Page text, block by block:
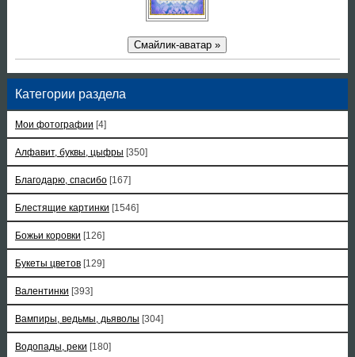
Смайлик-аватар »
Категории раздела
Мои фотографии [4]
Алфавит, буквы, цыфры [350]
Благодарю, спасибо [167]
Блестящие картинки [1546]
Божьи коровки [126]
Букеты цветов [129]
Валентинки [393]
Вампиры, ведьмы, дьяволы [304]
Водопады, реки [180]